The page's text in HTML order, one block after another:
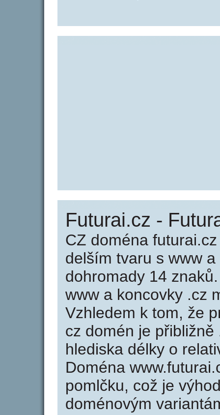
Futurai.cz -
CZ doména
delším tvaru s www
dohromady 14
www a koncovky .cz
Vzhledem k tom, že
cz domén je
hlediska délky o
Doména
pomlčku, což je
doménovým